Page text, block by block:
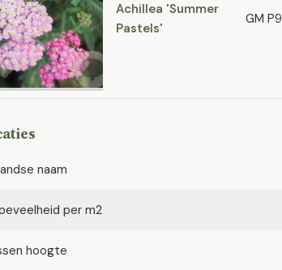
Achillea 'Summer
Pastels'
GM P9
naam
per m2
hoogte